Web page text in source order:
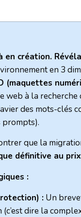
en création.
en 3
(maquettes
web à la
des mots-clés
prompts).
que la
définitive au
:
:Un
(c’est dire la